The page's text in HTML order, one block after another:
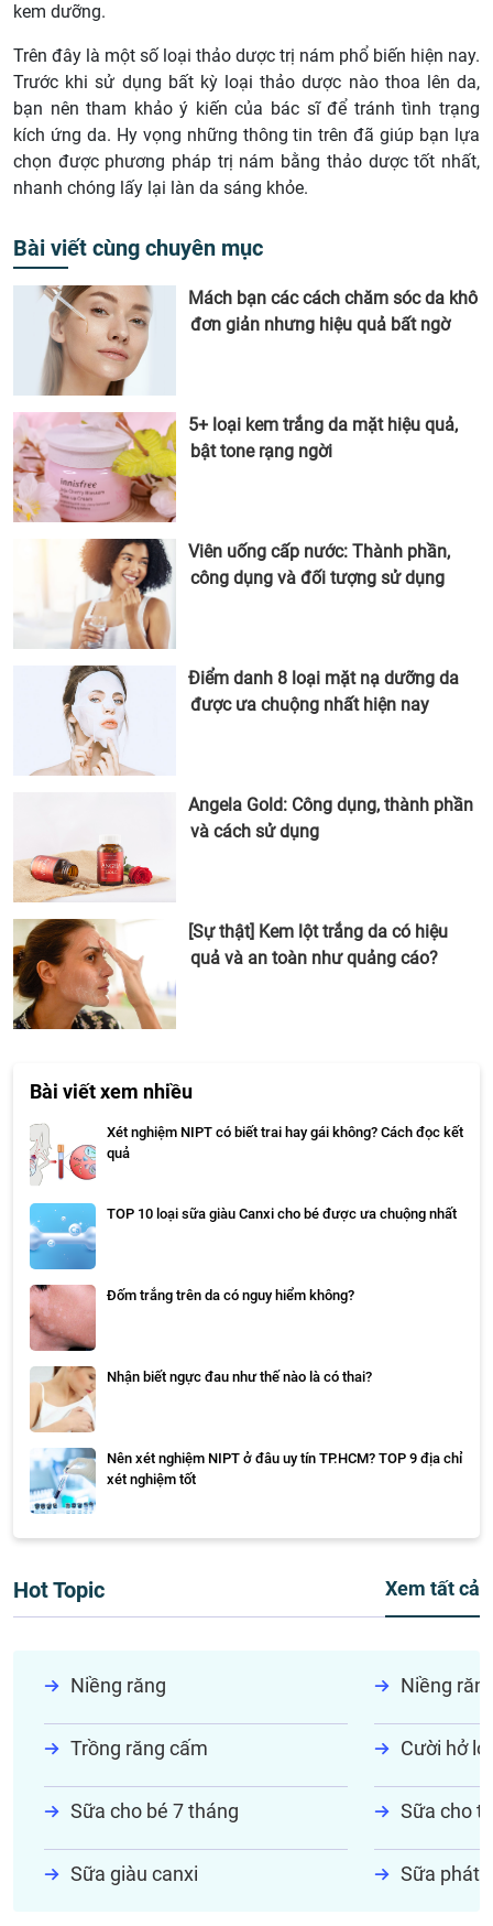
kem dưỡng.
Trên đây là một số loại thảo dược trị nám phổ biến hiện nay.
Trước khi sử dụng bất kỳ loại thảo dược nào thoa lên da,
bạn nên tham khảo ý kiến của bác sĩ để tránh tình trạng
kích ứng da. Hy vọng những thông tin trên đã giúp bạn lựa
chọn được phương pháp trị nám bằng thảo dược tốt nhất,
nhanh chóng lấy lại làn da sáng khỏe.
Bài viết cùng chuyên mục
Mách bạn các cách chăm sóc da khô
đơn giản nhưng hiệu quả bất ngờ
5+ loại kem trắng da mặt hiệu quả,
bật tone rạng ngời
Viên uống cấp nước: Thành phần,
công dụng và đối tượng sử dụng
Điểm danh 8 loại mặt nạ dưỡng da
được ưa chuộng nhất hiện nay
Angela Gold: Công dụng, thành phần
và cách sử dụng
[Sự thật] Kem lột trắng da có hiệu
quả và an toàn như quảng cáo?
Bài viết xem nhiều
Xét nghiệm NIPT có biết trai hay gái không? Cách đọc kết
quả
TOP 10 loại sữa giàu Canxi cho bé được ưa chuộng nhất
Đốm trắng trên da có nguy hiểm không?
Nhận biết ngực đau như thế nào là có thai?
Nên xét nghiệm NIPT ở đâu uy tín TP.HCM? TOP 9 địa chỉ
xét nghiệm tốt
Hot Topic Xem tất cả
Niềng răng Niềng
Trồng răng cấm Cười hở lợi
Sữa cho bé 7 tháng Sữa cho
Sữa giàu canxi Sữa phát